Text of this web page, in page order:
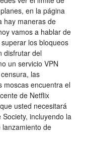
en la página
hay maneras de
vamos a hablar de
los bloqueos
disfrutar del
un servicio VPN
las
moscas encuentra el
de Netflix
usted necesitará
incluyendo la
de